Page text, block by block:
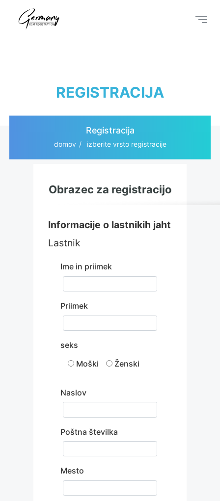
REGISTRACIJA
Registracija
domov izberite vrsto registracije
Obrazec za registracijo
Informacije o lastnikih jaht
Lastnik
Ime in priimek
Priimek
seks
Moški
Ženski
Naslov
Poštna številka
Mesto